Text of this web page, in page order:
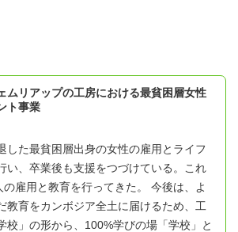
ムリアップの工房における最貧困層女性
ト事業
した最貧困層出身の女性の雇用とライフ
い、卒業後も支援をつづけている。これ
の雇用と教育を行ってきた。 今後は、よ
教育をカンボジア全土に届けるため、工
校」の形から、100%学びの場「学校」と